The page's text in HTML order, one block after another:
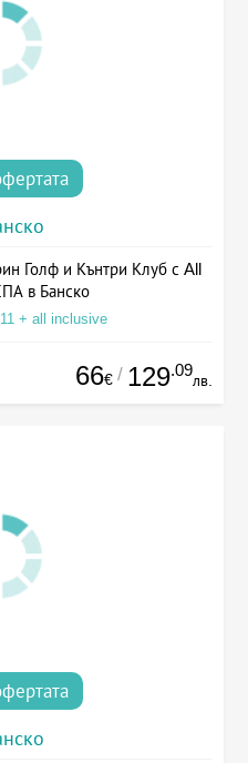
Голф и Кънтри Клуб с All
в Банско
+ all inclusive
66€ / 129.09
лв.